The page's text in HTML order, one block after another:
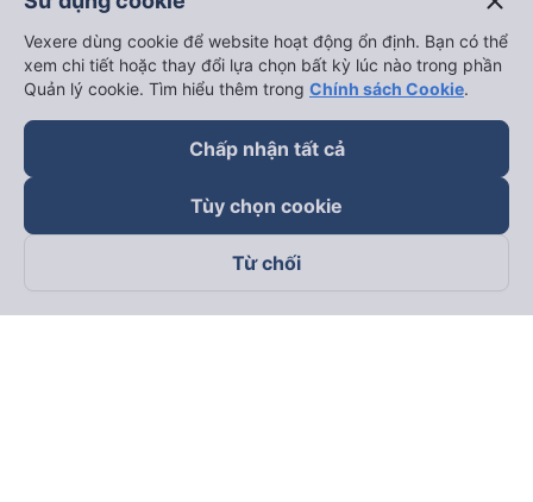
Vexere dùng cookie để website hoạt động ổn định. Bạn có thể
xem chi tiết hoặc thay đổi lựa chọn bất kỳ lúc nào trong phần
Quản lý cookie. Tìm hiểu thêm trong Chính sách Cookie.
Chấp nhận tất cả
Tùy chọn cookie
Từ chối